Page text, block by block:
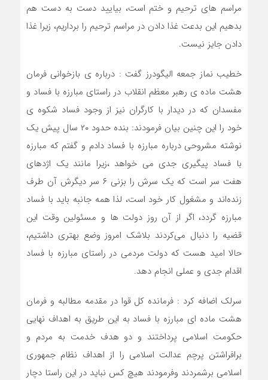
مراسم های ترحیم و ختم است، بیایید دست به دست هم
بدهیم این بدعت غذا دادن در مراسم ترحیم را برداریم، زیرا غذا
دادن جایز نیست.
خطیب نماز جمعه الیگودرز گفت : درباره ی بازخوانی فرمان
هشت ماده ی رهبر معظم انقلاب در راستای مبارزه با فساد و
مفسدان که در دیدار با کارگران نیز از وجود فساد شکوه ی
خود را این چنین بیان فرمودند: بنده حدود ۲۰ سال پیش یک
نوشته مشروحی درباره مبارزه با فساد دادم و گفتم که مبارزه
با فساد پیگیری جدی می خواهد ،زیرا مانند یک اژدهای
هفت سر است که یک سرش را بزنی ۶ سر دیگرش آن طرف
زنده‌اند و مشغول کار خود است، لذا همه جانبه باید با فساد
مبارزه گردد، اگر از آن روز دولت ها و مسئولین وقت این
قضیه را دنبال می‌کردند بلاشک امروز وضع بهتری داشتیم،
حالا امید هست که دولت مردمی در راستای مبارزه با فساد
اقدام جدی و عملی انجام دهد.
سرلک اضافه کرد : فرمانده کل قوا در مقدمه مطالبه و فرمان
هشت ماده ای مبارزه با فساد به این طریق به اهداف نهایی
حکومت اسلامی پرداختند و دو هدف خدمت به مردم و
برافراشتن پرچم عدالت اسلامی را از اهداف نظام جمهوری
اسلامی برشمردند وفرمودند هیچ کس نباید در این راستا دچار